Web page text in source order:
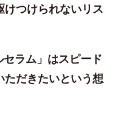
けつけられないリス
ラム」はスピード
だきたいという想